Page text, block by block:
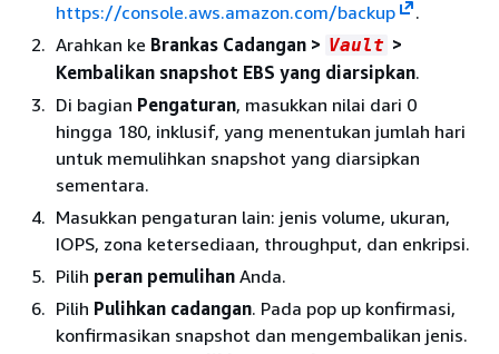
https://console.aws.amazon.com/backup
.
Arahkan ke Brankas Cadangan > Vault >
Kembalikan snapshot EBS yang diarsipkan.
Di bagian Pengaturan, masukkan nilai dari 0
hingga 180, inklusif, yang menentukan jumlah hari
untuk memulihkan snapshot yang diarsipkan
sementara.
Masukkan pengaturan lain: jenis volume, ukuran,
IOPS, zona ketersediaan, throughput, dan enkripsi.
Pilih peran pemulihan Anda.
Pilih Pulihkan cadangan. Pada pop up konfirmasi,
konfirmasikan snapshot dan mengembalikan jenis.